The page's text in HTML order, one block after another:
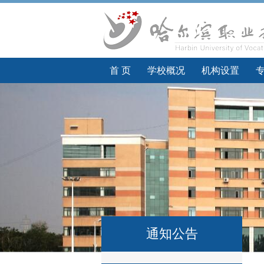
首 页 学校概况 机构设置
通知公告